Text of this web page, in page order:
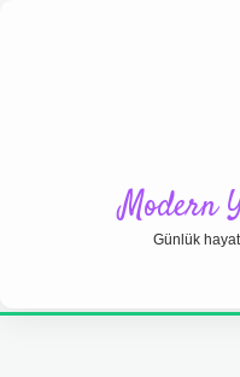
Modern
Günlük